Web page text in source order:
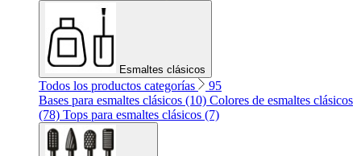
Esmaltes clásicos
Todos los productos categorías
95
Bases para esmaltes clásicos (10) Colores de esmaltes clásicos
(78) Tops para esmaltes clásicos (7)